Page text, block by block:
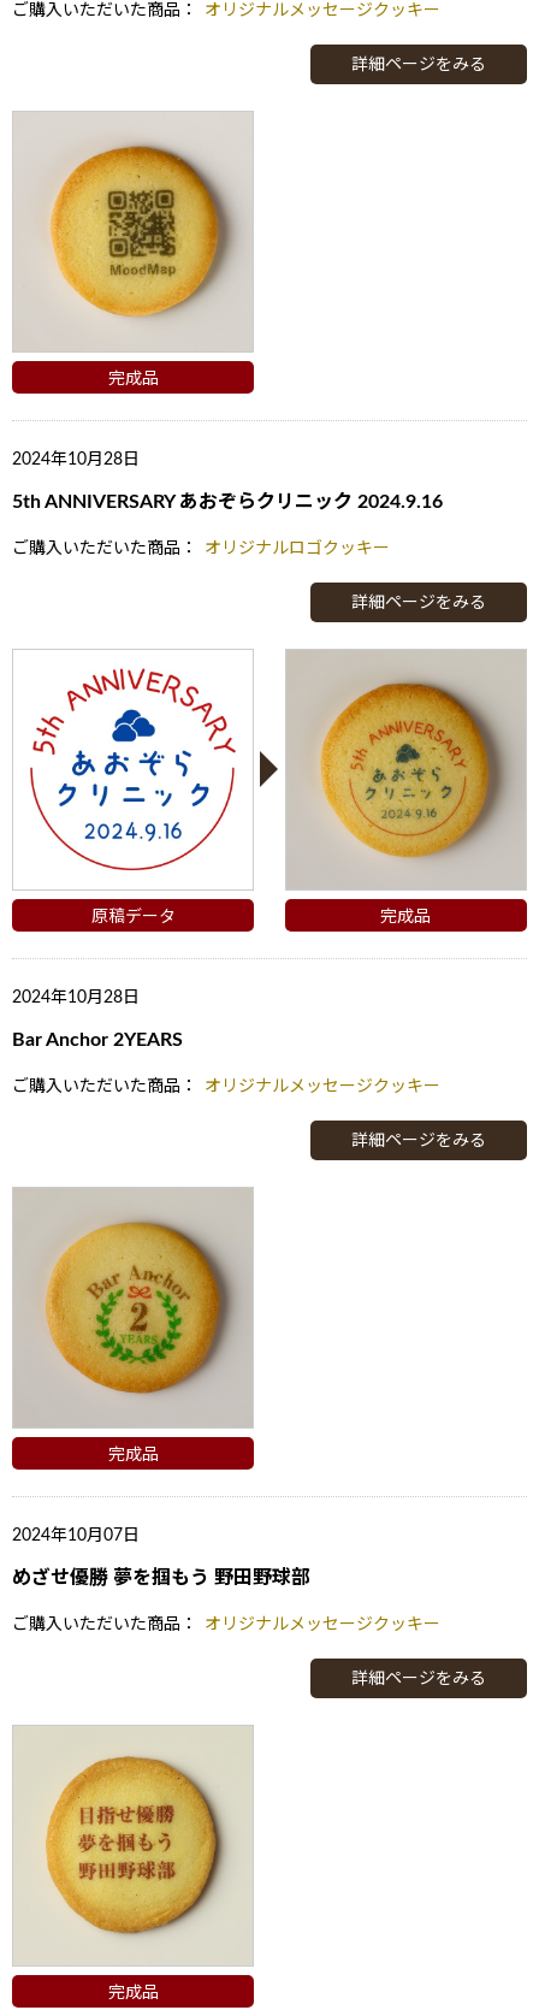
ご購入いただいた商品： オリジナルメッセージクッキー
詳細ページをみる
完成品
2024年10月28日
5th ANNIVERSARY あおぞらクリニック 2024.9.16
ご購入いただいた商品： オリジナルロゴクッキー
詳細ページをみる
原稿データ 完成品
2024年10月28日
Bar Anchor 2YEARS
ご購入いただいた商品： オリジナルメッセージクッキー
詳細ページをみる
完成品
2024年10月07日
めざせ優勝 夢を掴もう 野田野球部
ご購入いただいた商品： オリジナルメッセージクッキー
詳細ページをみる
完成品